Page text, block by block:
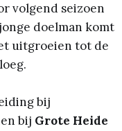
volgend seizoen
doelman komt
uitgroeien tot de
bij
bij Grote Heide